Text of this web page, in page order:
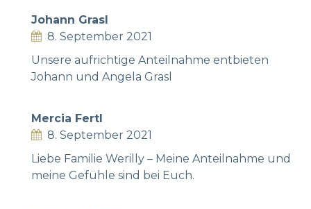
Johann Grasl
8. September 2021
Unsere aufrichtige Anteilnahme entbieten
Johann und Angela Grasl
Mercia Fertl
8. September 2021
Liebe Familie Werilly – Meine Anteilnahme und
meine Gefühle sind bei Euch.